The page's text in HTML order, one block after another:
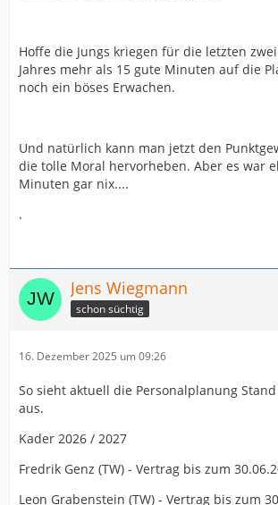
Hoffe die Jungs kriegen für die letzten
Jahres mehr als 15 gute Minuten auf die
noch ein böses Erwachen.
Und natürlich kann man jetzt den
die tolle Moral hervorheben. Aber es war
Minuten gar nix....
.
Jens Wiegmann
schon süchtig
16. Dezember 2025 um 09:26
So sieht aktuell die Personalplanung
aus.
Kader 2026 / 2027
Fredrik Genz (TW) - Vertrag bis zum
Leon Grabenstein (TW) - Vertrag bis zum